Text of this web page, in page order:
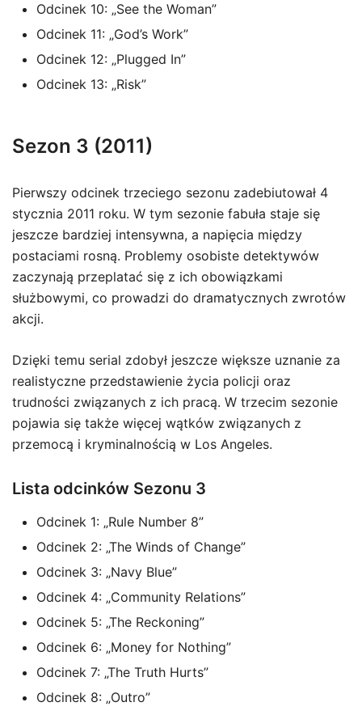
Odcinek 10: „See the Woman”
Odcinek 11: „God’s Work”
Odcinek 12: „Plugged In”
Odcinek 13: „Risk”
Sezon 3 (2011)
Pierwszy odcinek trzeciego sezonu zadebiutował 4
stycznia 2011 roku. W tym sezonie fabuła staje się
jeszcze bardziej intensywna, a napięcia między
postaciami rosną. Problemy osobiste detektywów
zaczynają przeplatać się z ich obowiązkami
służbowymi, co prowadzi do dramatycznych zwrotów
akcji.
Dzięki temu serial zdobył jeszcze większe uznanie za
realistyczne przedstawienie życia policji oraz
trudności związanych z ich pracą. W trzecim sezonie
pojawia się także więcej wątków związanych z
przemocą i kryminalnością w Los Angeles.
Lista odcinków Sezonu 3
Odcinek 1: „Rule Number 8”
Odcinek 2: „The Winds of Change”
Odcinek 3: „Navy Blue”
Odcinek 4: „Community Relations”
Odcinek 5: „The Reckoning”
Odcinek 6: „Money for Nothing”
Odcinek 7: „The Truth Hurts”
Odcinek 8: „Outro”